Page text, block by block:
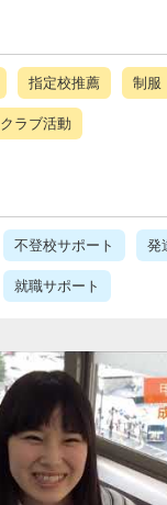
指定校推薦 制服
クラブ活動
不登校サポート 発
就職サポート